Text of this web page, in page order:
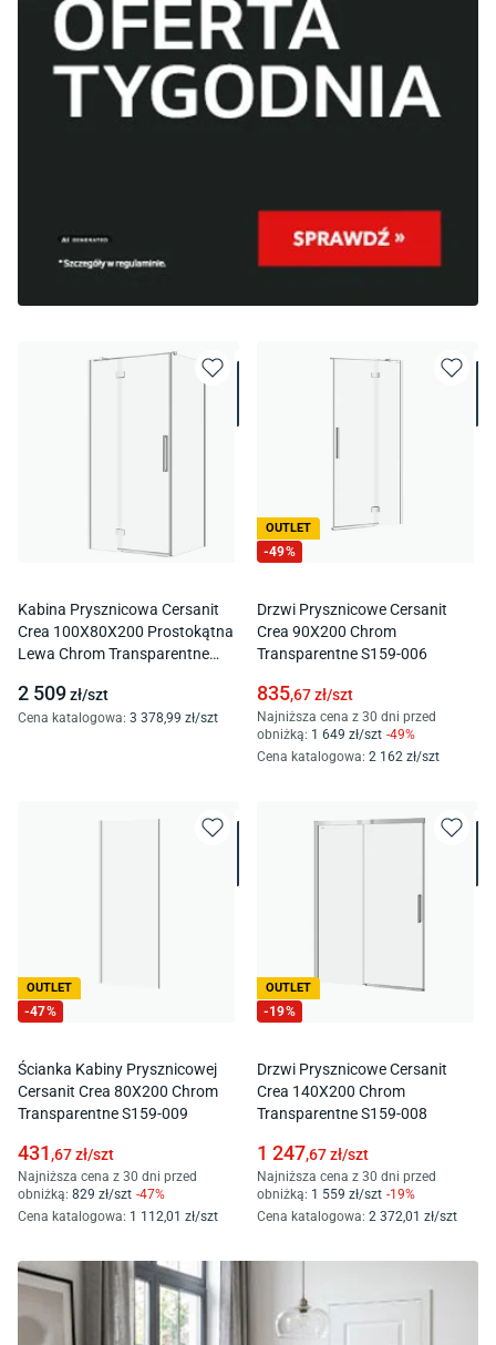
Kabina Prysznicowa Cersanit
Crea 100X80X200 Prostokątna
Lewa Chrom Transparentne
2 509zł/szt
Cena katalogowa: 3 378,99 zł/szt
OUTLET
-49%
Drzwi Prysznicowe Cersanit
Crea 90X200 Chrom
Transparentne S159-006
835,67zł/szt
Najniższa cena z 30 dni przed
obniżką: 1 649 zł/szt -49%
Cena katalogowa: 2 162 zł/szt
OUTLET
-47%
Ścianka Kabiny Prysznicowej
Cersanit Crea 80X200 Chrom
Transparentne S159-009
431 ,67zł/szt
Najniższa cena z 30 dni przed
obniżką: 829 zł/szt -47%
Cena katalogowa: 1 112,01 zł/szt
OUTLET
-19%
Drzwi Prysznicowe Cersanit
Crea 140X200 Chrom
Transparentne S159-008
1 247,67zł/szt
Najniższa cena z 30 dni przed
obniżką: 1 559 zł/szt -19%
Cena katalogowa: 2 372,01 zł/szt